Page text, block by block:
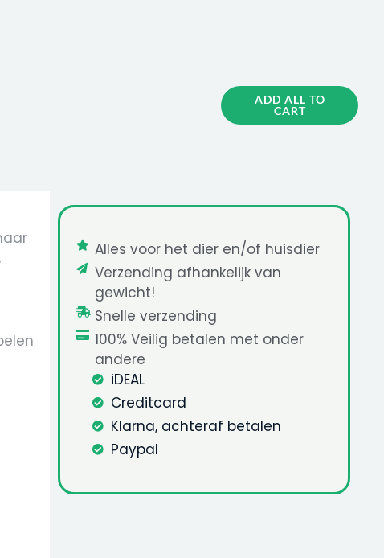
ADD ALL TO
CART
Alles voor het dier en/of huisdier
Verzending afhankelijk van
gewicht!
Snelle verzending
100% Veilig betalen met onder
andere
iDEAL
Creditcard
Klarna, achteraf betalen
Paypal